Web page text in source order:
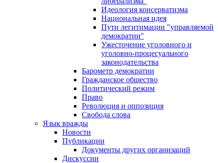
Идеология консерватизма
Национальная идея
Пути легитимации "управляемой
демократии"
Ужесточение уголовного и
уголовно-процесуального
законодательства
Барометр демократии
Гражданское общество
Политический режим
Право
Революция и оппозиция
Свобода слова
Язык вражды
Новости
Публикации
Документы других организаций
Дискуссии